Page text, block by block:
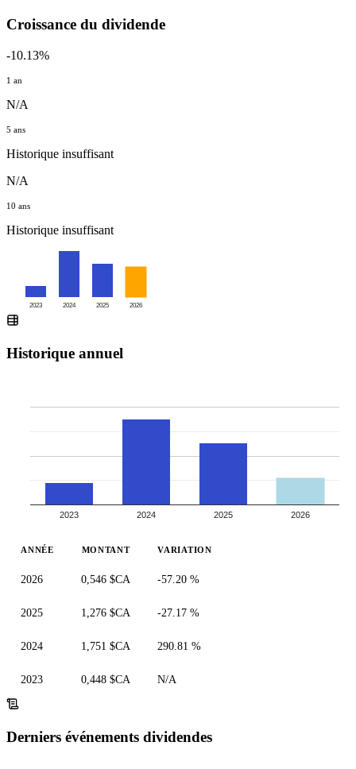
Croissance du dividende
-10.13%
1 an
N/A
5 ans
Historique insuffisant
N/A
10 ans
Historique insuffisant
2023 2024 2025 2026
Historique annuel
2023 2024 2025 2026
ANNÉE MONTANT VARIATION
2026 0,546 $CA -57.20 %
2025 1,276 $CA -27.17 %
2024 1,751 $CA 290.81 %
2023 0,448 $CA N/A
Derniers événements dividendes